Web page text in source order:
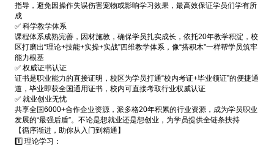
指导，避免因操作失误伤害宠物或影响学习效果，最高效保证学员们学有所
成
✅ 科学教学体系
课程体系成熟完善，因材施教，确保学员扎实成长，依托20年教学积淀，校
区打磨出“理论+技能+实操+实战”四维教学体系，像“搭积木”一样帮学员筑牢
能力根基
✅ 权威证书认证
证书是职业能力的直接证明，校区为学员打通“校内考证+毕业领证”的便捷通
道，毕业即获全国通用证书，校内可直接考取行业权威认证
✅ 就业创业无忧
共享全国6000+合作企业资源，派多格20年积累的行业资源，成为学员职业
发展的“最强后盾”。不论是想就业还是想创业，为学员提供全链条扶持
【循序渐进，助你从入门到精通】
1️⃣ 理论学习：